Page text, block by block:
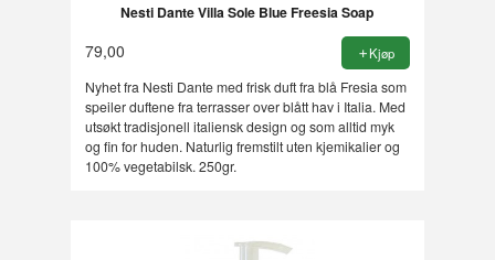
Nesti Dante Villa Sole Blue Freesia Soap
79,00 Kjøp
Nyhet fra Nesti Dante med frisk duft fra blå Fresia som
speiler duftene fra terrasser over blått hav i Italia. Med
utsøkt tradisjonell italiensk design og som alltid myk
og fin for huden. Naturlig fremstilt uten kjemikalier og
100% vegetabilsk. 250gr.